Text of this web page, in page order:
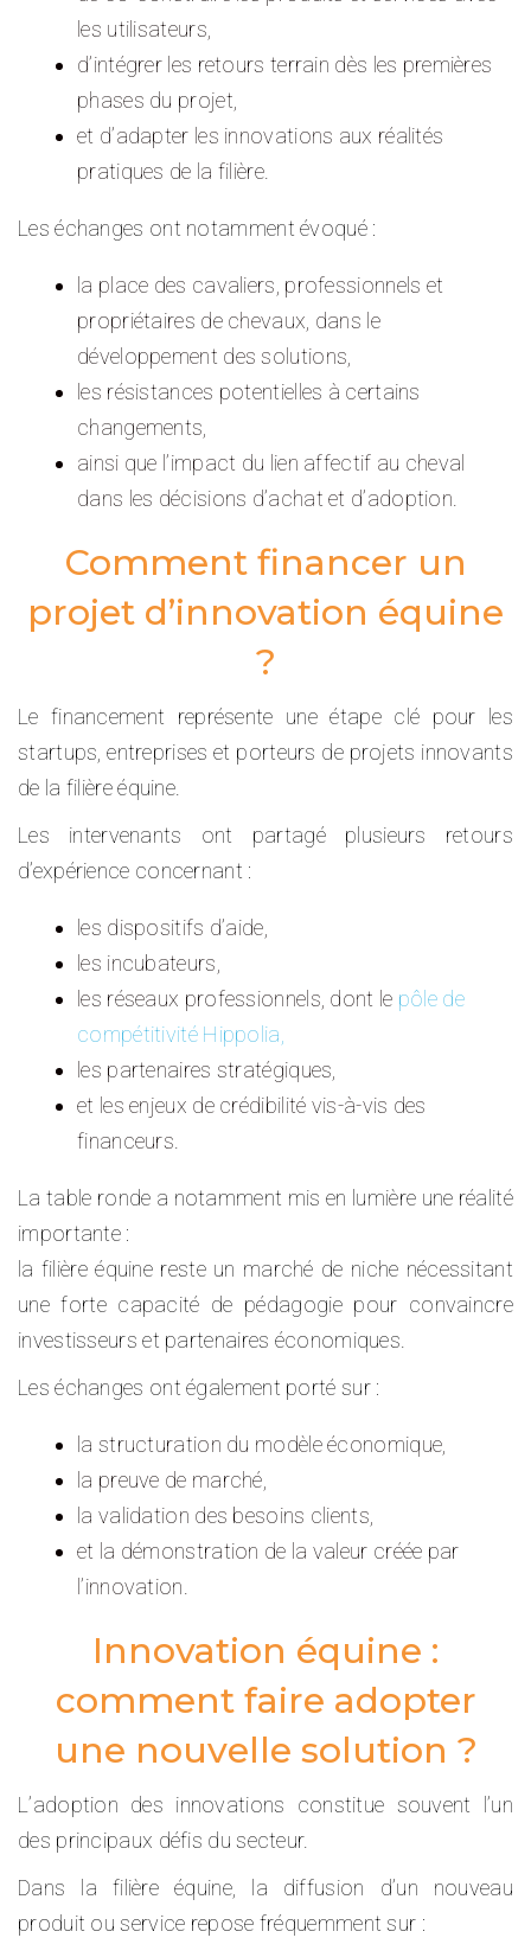
les utilisateurs,
d’intégrer les retours terrain dès les premières
phases du projet,
et d’adapter les innovations aux réalités
pratiques de la filière.
Les échanges ont notamment évoqué :
la place des cavaliers, professionnels et
propriétaires de chevaux, dans le
développement des solutions,
les résistances potentielles à certains
changements,
ainsi que l’impact du lien affectif au cheval
dans les décisions d’achat et d’adoption.
Comment financer un
projet d’innovation équine
?
Le financement représente une étape clé pour les
startups, entreprises et porteurs de projets innovants
de la filière équine.
Les intervenants ont partagé plusieurs retours
d’expérience concernant :
les dispositifs d’aide,
les incubateurs,
les réseaux professionnels, dont le pôle de
compétitivité Hippolia,
les partenaires stratégiques,
et les enjeux de crédibilité vis-à-vis des
financeurs.
La table ronde a notamment mis en lumière une réalité
importante :
la filière équine reste un marché de niche nécessitant
une forte capacité de pédagogie pour convaincre
investisseurs et partenaires économiques.
Les échanges ont également porté sur :
la structuration du modèle économique,
la preuve de marché,
la validation des besoins clients,
et la démonstration de la valeur créée par
l’innovation.
Innovation équine :
comment faire adopter
une nouvelle solution ?
L’adoption des innovations constitue souvent l’un
des principaux défis du secteur.
Dans la filière équine, la diffusion d’un nouveau
produit ou service repose fréquemment sur :